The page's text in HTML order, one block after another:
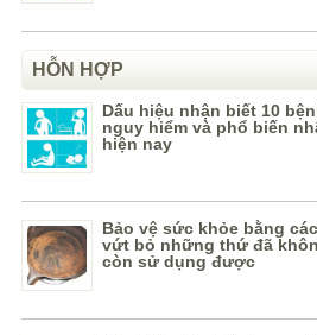
HỖN HỢP
Dấu hiệu nhận biết 10
nguy hiểm và phổ biến
hiện nay
Bảo vệ sức khỏe bằng
vứt bỏ những thứ đã
còn sử dụng được